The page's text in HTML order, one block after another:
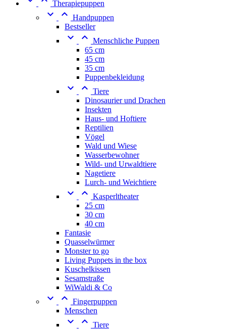
Therapiepuppen
  Handpuppen
Bestseller
  Menschliche Puppen
65 cm
45 cm
35 cm
Puppenbekleidung
  Tiere
Dinosaurier und Drachen
Insekten
Haus- und Hoftiere
Reptilien
Vögel
Wald und Wiese
Wasserbewohner
Wild- und Urwaldtiere
Nagetiere
Lurch- und Weichtiere
  Kasperltheater
25 cm
30 cm
40 cm
Fantasie
Quasselwürmer
Monster to go
Living Puppets in the box
Kuschelkissen
Sesamstraße
WiWaldi & Co
  Fingerpuppen
Menschen
  Tiere